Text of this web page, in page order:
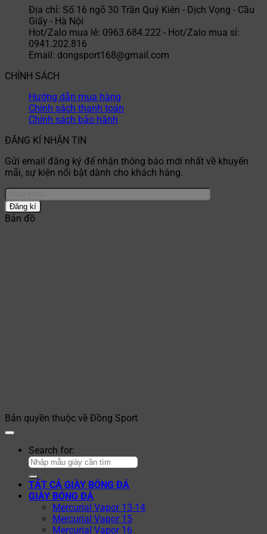
Địa chỉ: Số 16 ngõ 30 Trần Quý Kiên - Dịch Vọng - Cầu
Giấy - Hà Nội
Hot/Zalo mua lẻ: 0963.684.222 - Hot/Zalo mua sỉ:
0941.202.816
Email: dongsport168@gmail.com
CHÍNH SÁCH
Hướng dẫn mua hàng
Chính sách thanh toán
Chính sách bảo hành
ĐĂNG KÍ NHẬN TIN
Gửi email đăng ký để nhận thông báo mới nhất về khuyến
mãi, sự kiện nổi bật dành cho khách hàng.
Bản đồ
Bản quyền thuộc về Đồng Sport
Search for:
TẤT CẢ GIÀY BÓNG ĐÁ
GIÀY BÓNG ĐÁ
Mercurial Vapor 13-14
Mercurial Vapor 15
Mercurial Vapor 16